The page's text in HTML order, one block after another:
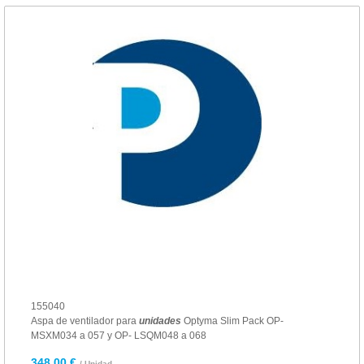
155040
Aspa de ventilador para unidades Optyma Slim Pack OP-
MSXM034 a 057 y OP- LSQM048 a 068